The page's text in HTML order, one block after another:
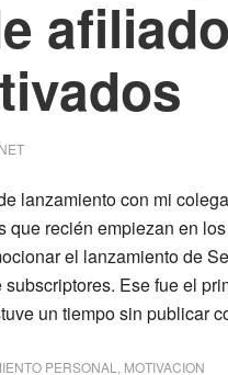
lanzamiento con mi
que recién empiezan en
el lanzamiento de
Ese fue el
un tiempo sin publicar
PERSONAL
MOTIVACION